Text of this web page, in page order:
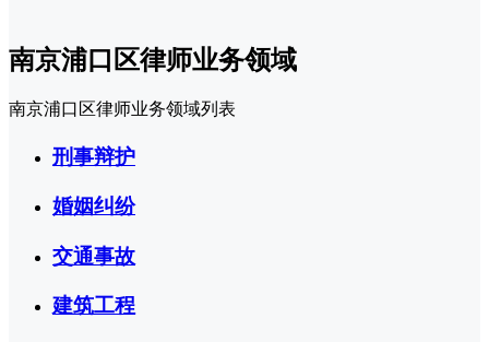
南京浦口区律师业务领域
南京浦口区律师业务领域列表
刑事辩护
婚姻纠纷
交通事故
建筑工程